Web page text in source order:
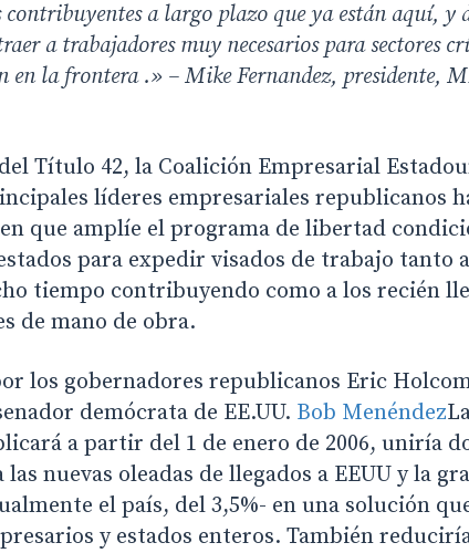
a largo plazo que ya están aquí, y
a trabajadores muy necesarios para sectores
en la frontera .» – Mike Fernandez, presidente,
Título 42, la Coalición Empresarial
líderes empresariales republicanos
que amplíe el programa de libertad
para expedir visados de trabajo tanto
tiempo contribuyendo como a los recién
de mano de obra.
los gobernadores republicanos Eric
demócrata de EE.UU. Bob Menéndez
a partir del 1 de enero de 2006, uniría
nuevas oleadas de llegados a EEUU y la
el país, del 3,5%- en una solución
y estados enteros. También